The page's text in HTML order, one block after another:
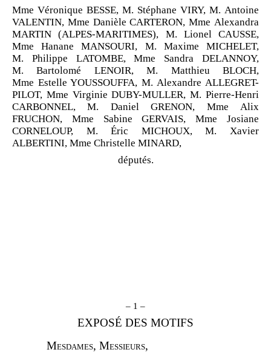
Mme Véronique BESSE, M. Stéphane VIRY, M. Antoine
VALENTIN, Mme Danièle CARTERON, Mme Alexandra
MARTIN (ALPES-MARITIMES), M. Lionel CAUSSE,
Mme Hanane MANSOURI, M. Maxime MICHELET,
M. Philippe LATOMBE, Mme Sandra DELANNOY,
M. Bartolomé LENOIR, M. Matthieu BLOCH,
Mme Estelle YOUSSOUFFA, M. Alexandre ALLEGRET-
PILOT, Mme Virginie DUBY-MULLER, M. Pierre-Henri
CARBONNEL, M. Daniel GRENON, Mme Alix
FRUCHON, Mme Sabine GERVAIS, Mme Josiane
CORNELOUP, M. Éric MICHOUX, M. Xavier
ALBERTINI, Mme Christelle MINARD,
députés.
– 1 –
EXPOSÉ DES MOTIFS
Mesdames, Messieurs,